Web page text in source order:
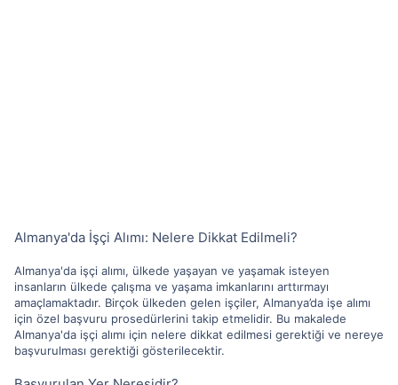
Almanya'da İşçi Alımı: Nelere Dikkat Edilmeli?
Almanya'da işçi alımı, ülkede yaşayan ve yaşamak isteyen
insanların ülkede çalışma ve yaşama imkanlarını arttırmayı
amaçlamaktadır. Birçok ülkeden gelen işçiler, Almanya’da işe alımı
için özel başvuru prosedürlerini takip etmelidir. Bu makalede
Almanya'da işçi alımı için nelere dikkat edilmesi gerektiği ve nereye
başvurulması gerektiği gösterilecektir.